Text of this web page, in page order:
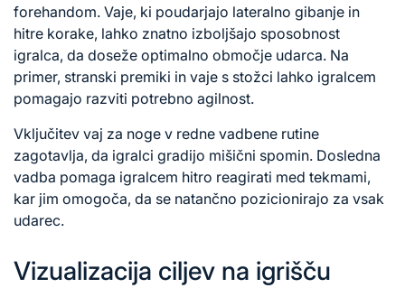
forehandom. Vaje, ki poudarjajo lateralno gibanje in
hitre korake, lahko znatno izboljšajo sposobnost
igralca, da doseže optimalno območje udarca. Na
primer, stranski premiki in vaje s stožci lahko igralcem
pomagajo razviti potrebno agilnost.
Vključitev vaj za noge v redne vadbene rutine
zagotavlja, da igralci gradijo mišični spomin. Dosledna
vadba pomaga igralcem hitro reagirati med tekmami,
kar jim omogoča, da se natančno pozicionirajo za vsak
udarec.
Vizualizacija ciljev na igrišču